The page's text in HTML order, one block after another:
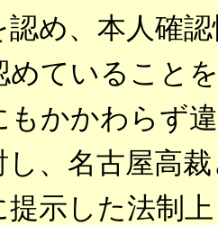
認め、本人確
めていること
もかかわらず
し、名古屋高
提示した法制